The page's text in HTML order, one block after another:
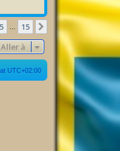
5 15 Suivante
Aller à
UTC+02:00